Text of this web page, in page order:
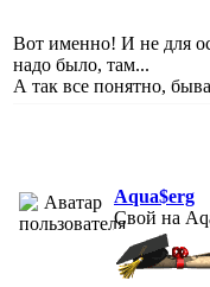
Вот именно! И не для
надо было, там...
А так все понятно,
Aqua$erg
Свой на